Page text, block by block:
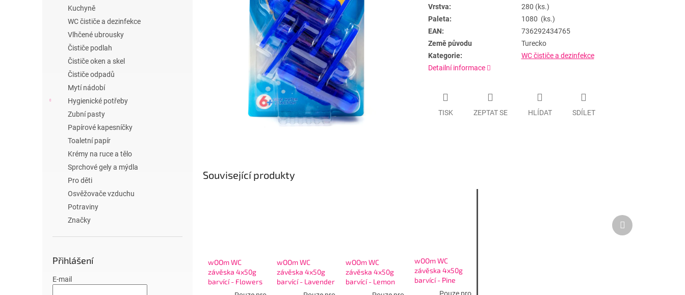
Kuchyně
WC čističe a dezinfekce
Vlhčené ubrousky
Čističe podlah
Čističe oken a skel
Čističe odpadů
Mytí nádobí
Hygienické potřeby
Zubní pasty
Papírové kapesníčky
Toaletní papír
Krémy na ruce a tělo
Sprchové gely a mýdla
Pro děti
Osvěžovače vzduchu
Potraviny
Značky
Přihlášení
E-mail
Vrstva:
280 (ks.)
Paleta:
1080 (ks.)
EAN:
736292434765
Země původu
Turecko
Kategorie:
WC čističe a dezinfekce
Detailní informace
TISK ZEPTAT SE HLÍDAT SDÍLET
Související produkty
wOOm WC
závěska 4x50g
barvící - Flowers
wOOm WC
závěska 4x50g
barvící - Lavender
wOOm WC
závěska 4x50g
barvící - Lemon
wOOm WC
závěska 4x50g
barvící - Pine
Další
produkt